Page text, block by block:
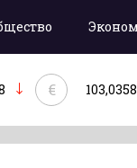
€ 103,0358